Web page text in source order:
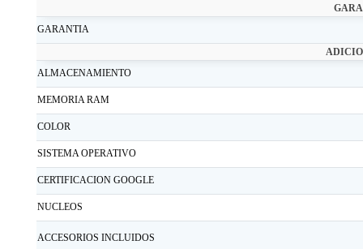
GARANTIA
ALMACENAMIENTO
MEMORIA RAM
COLOR
SISTEMA OPERATIVO
CERTIFICACION GOOGLE
NUCLEOS
ACCESORIOS INCLUIDOS